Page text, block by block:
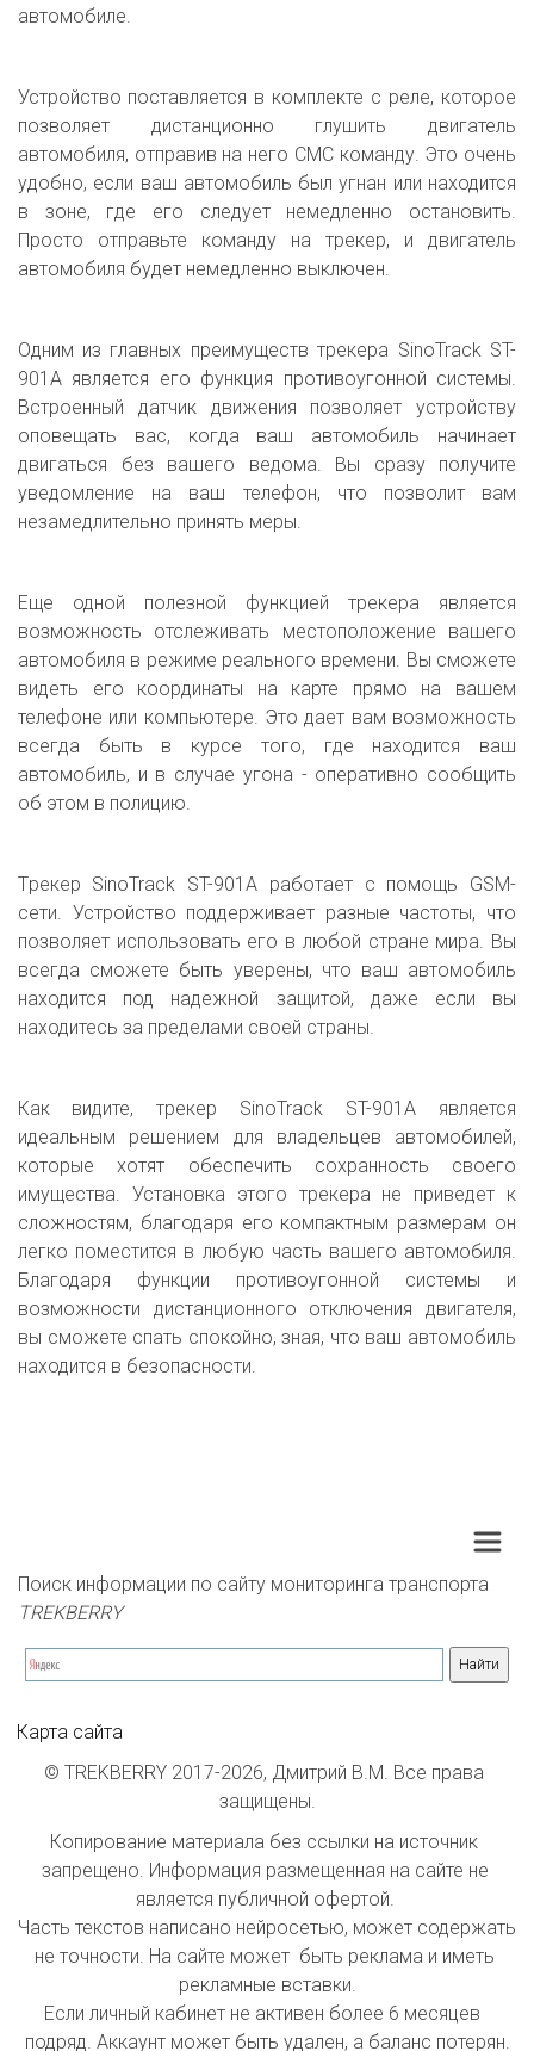
автомобиле.
Устройство поставляется в комплекте с реле, которое
позволяет дистанционно глушить двигатель
автомобиля, отправив на него СМС команду. Это очень
удобно, если ваш автомобиль был угнан или находится
в зоне, где его следует немедленно остановить.
Просто отправьте команду на трекер, и двигатель
автомобиля будет немедленно выключен.
Одним из главных преимуществ трекера SinoTrack ST-
901A является его функция противоугонной системы.
Встроенный датчик движения позволяет устройству
оповещать вас, когда ваш автомобиль начинает
двигаться без вашего ведома. Вы сразу получите
уведомление на ваш телефон, что позволит вам
незамедлительно принять меры.
Еще одной полезной функцией трекера является
возможность отслеживать местоположение вашего
автомобиля в режиме реального времени. Вы сможете
видеть его координаты на карте прямо на вашем
телефоне или компьютере. Это дает вам возможность
всегда быть в курсе того, где находится ваш
автомобиль, и в случае угона - оперативно сообщить
об этом в полицию.
Tрекер SinoTrack ST-901A работает с помощь GSM-
сети. Устройство поддерживает разные частоты, что
позволяет использовать его в любой стране мира. Вы
всегда сможете быть уверены, что ваш автомобиль
находится под надежной защитой, даже если вы
находитесь за пределами своей страны.
Как видите, трекер SinoTrack ST-901A является
идеальным решением для владельцев автомобилей,
которые хотят обеспечить сохранность своего
имущества. Установка этого трекера не приведет к
сложностям, благодаря его компактным размерам он
легко поместится в любую часть вашего автомобиля.
Благодаря функции противоугонной системы и
возможности дистанционного отключения двигателя,
вы сможете спать спокойно, зная, что ваш автомобиль
находится в безопасности.
Поиск информации по сайту мониторинга транспорта
TREKBERRY
Карта сайта
© TREKBERRY 2017-2026, Дмитрий В.М. Все права
защищены.
Копирование материала без ссылки на источник
запрещено. Информация размещенная на сайте не
является публичной офертой.
Часть текстов написано нейросетью, может содержать
не точности. На сайте может  быть реклама и иметь
рекламные вставки.
Если личный кабинет не активен более 6 месяцев
подряд. Аккаунт может быть удален, а баланс потерян.